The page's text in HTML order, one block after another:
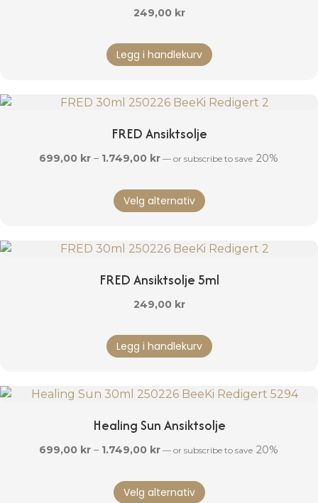
249,00 kr
Legg i handlekurv
FRED Ansiktsolje
699,00 kr – 1.749,00 krPrisområde:
til
1.749,00 kr
— or subscribe to save 20%
Velg alternativ
produktet
varianter.
kan
FRED Ansiktsolje 5ml
249,00 kr
Legg i handlekurv
Healing Sun Ansiktsolje
699,00 kr – 1.749,00 krPrisområde:
til
1.749,00 kr
— or subscribe to save 20%
Velg alternativ
produktet